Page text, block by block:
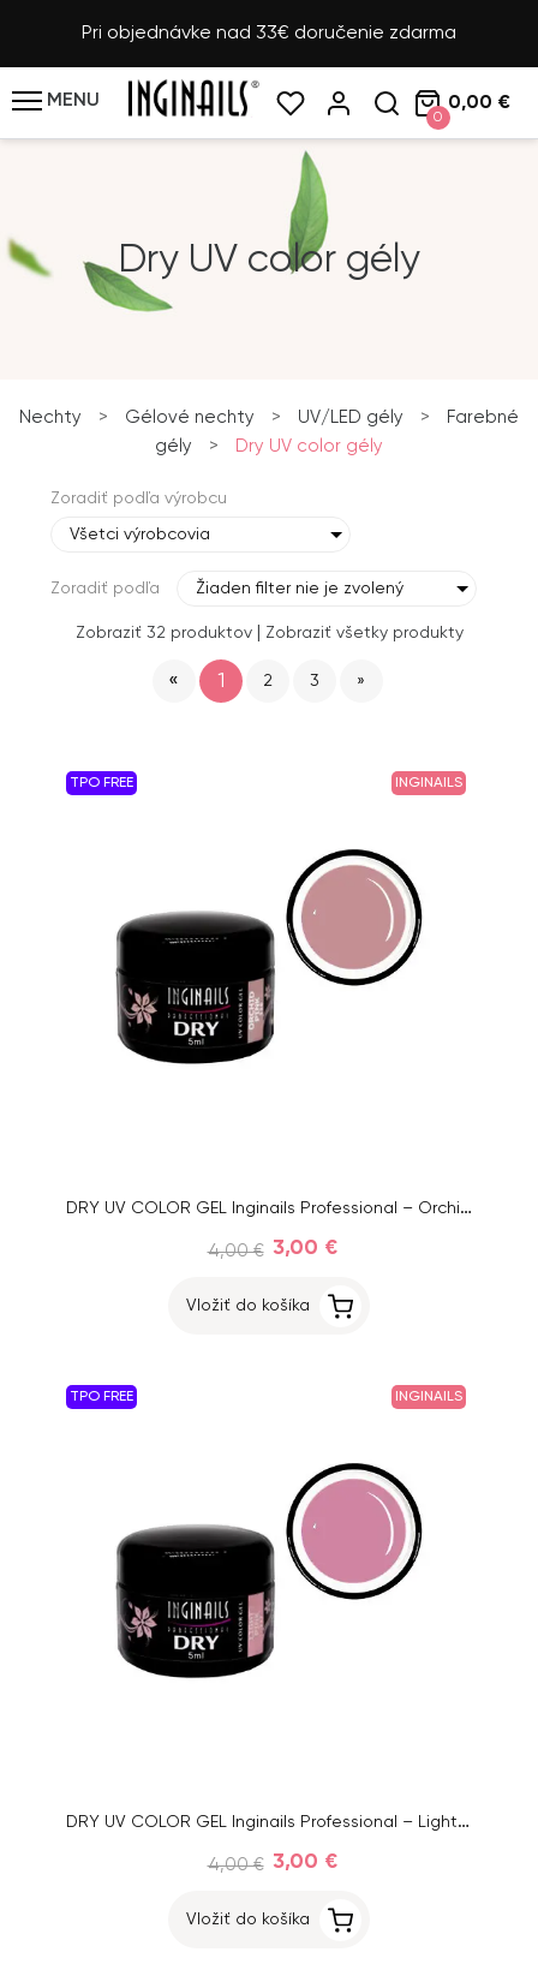
Pri objednávke nad 33€ doručenie zdarma
MENU
0
0,00 €
Dry UV color gély
Nechty > Gélové nechty > UV/LED gély >
Farebné
gély
> Dry UV color gély
Zoradiť podľa výrobcu
Všetci výrobcovia
Zoradiť podľa Žiaden filter nie je zvolený
Zobraziť 32 produktov| Zobraziť všetky produkty
« 1 2 3 »
TPO FREE INGINAILS
DRY UV COLOR GEL Inginails Professional – Orchid Pink 116, 5ml
4,00 € 3,00 €
Vložiť do košíka
TPO FREE INGINAILS
DRY UV COLOR GEL Inginails Professional – Light Pink 117, 5ml
4,00 € 3,00 €
Vložiť do košíka